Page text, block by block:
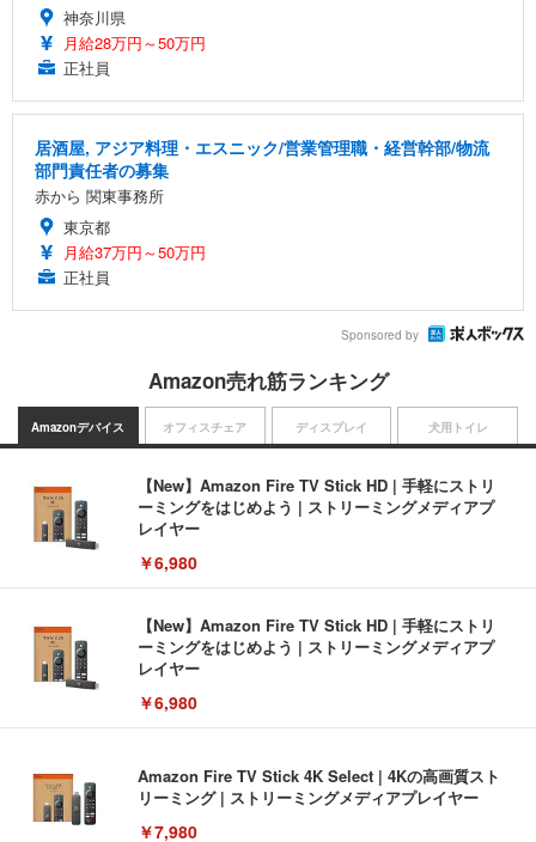
神奈川県
月給28万円～50万円
正社員
居酒屋, アジア料理・エスニック/営業管理職・経営幹部/物流
部門責任者の募集
赤から 関東事務所
東京都
月給37万円～50万円
正社員
Sponsored by
Amazon売れ筋ランキング
Amazonデバイス
【New】Amazon Fire TV Stick HD | 手軽にストリ
ーミングをはじめよう | ストリーミングメディアプ
レイヤー
￥6,980
【New】Amazon Fire TV Stick HD | 手軽にストリ
ーミングをはじめよう | ストリーミングメディアプ
レイヤー
￥6,980
Amazon Fire TV Stick 4K Select | 4Kの高画質スト
リーミング | ストリーミングメディアプレイヤー
￥7,980
オフィスチェア ディスプレイ 犬用トイレ